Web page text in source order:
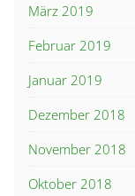
März 2019
Februar 2019
Januar 2019
Dezember 2018
November 2018
Oktober 2018